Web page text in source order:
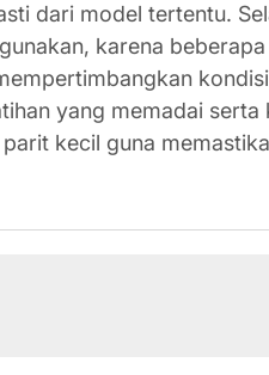
dari model tertentu.
karena
yang memadai
kecil guna